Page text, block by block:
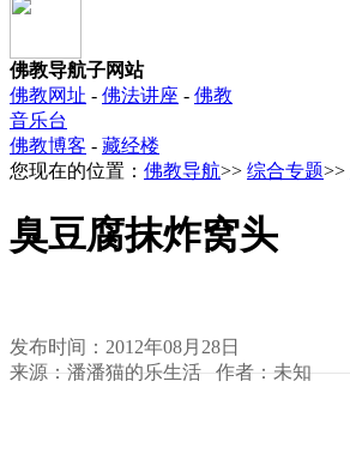
佛教导航子网站
佛教网址 - 佛法讲座 - 佛教
音乐台
佛教博客 - 藏经楼
您现在的位置： 佛教导航>> 综合专题>>
臭豆腐抹炸窝头
发布时间：2012年08月28日
来源：潘潘猫的乐生活 作者：未知